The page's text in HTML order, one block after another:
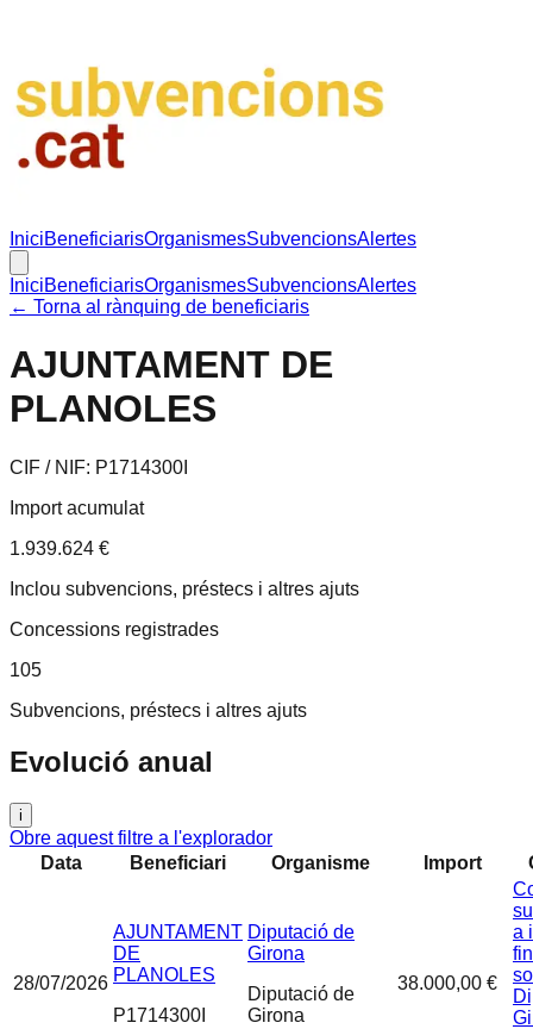
IniciBeneficiarisOrganismesSubvencionsAlertes
IniciBeneficiarisOrganismesSubvencionsAlertes
← Torna al rànquing de beneficiaris
AJUNTAMENT DE
PLANOLES
CIF / NIF: P1714300I
Import acumulat
1.939.624 €
Inclou subvencions, préstecs i altres ajuts
Concessions registrades
105
Subvencions, préstecs i altres ajuts
Evolució anual
i
Obre aquest filtre a l'explorador
Data
Beneficiari Organisme Import
28/07/2026
AJUNTAMENT
DE
PLANOLES
P1714300I
Diputació de
Girona
Diputació de
Girona
38.000,00 €
a